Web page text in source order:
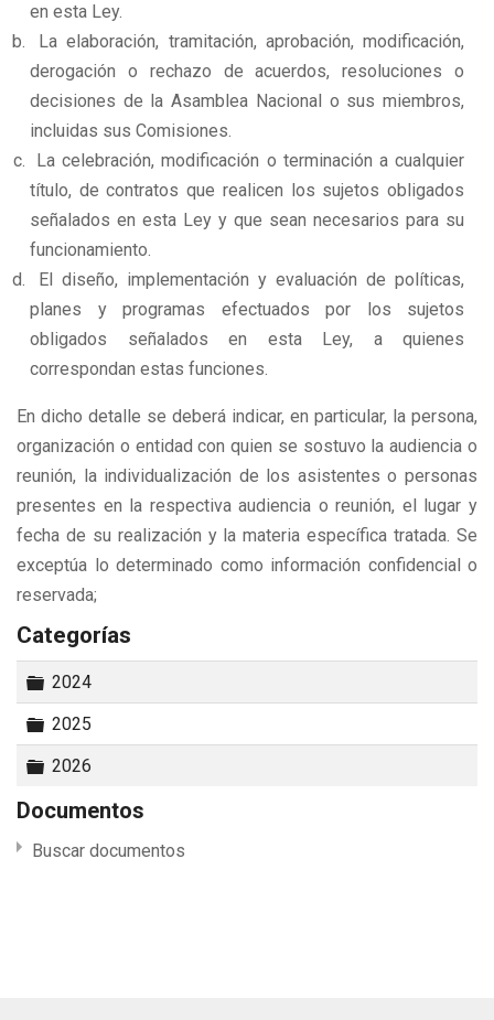
en esta Ley.
La elaboración, tramitación, aprobación, modificación,
derogación o rechazo de acuerdos, resoluciones o
decisiones de la Asamblea Nacional o sus miembros,
incluidas sus Comisiones.
La celebración, modificación o terminación a cualquier
título, de contratos que realicen los sujetos obligados
señalados en esta Ley y que sean necesarios para su
funcionamiento.
El diseño, implementación y evaluación de políticas,
planes y programas efectuados por los sujetos
obligados señalados en esta Ley, a quienes
correspondan estas funciones.
En dicho detalle se deberá indicar, en particular, la persona,
organización o entidad con quien se sostuvo la audiencia o
reunión, la individualización de los asistentes o personas
presentes en la respectiva audiencia o reunión, el lugar y
fecha de su realización y la materia específica tratada. Se
exceptúa lo determinado como información confidencial o
reservada;
Categorías
Carpeta
2024
Carpeta
2025
Carpeta
2026
Documentos
Buscar documentos